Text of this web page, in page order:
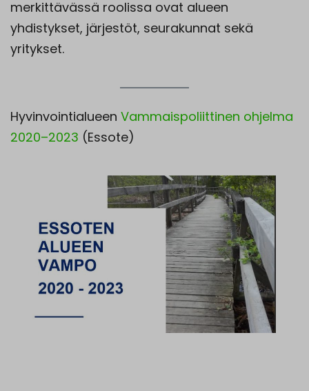
merkittävässä roolissa ovat alueen
yhdistykset, järjestöt, seurakunnat sekä
yritykset.
Hyvinvointialueen Vammaispoliittinen ohjelma
2020–2023 (Essote)